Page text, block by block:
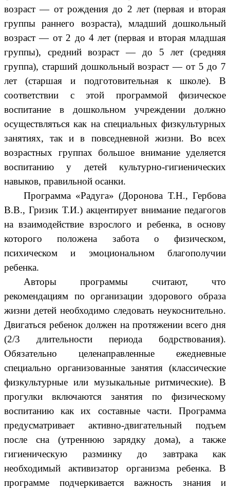
возраст — от рождения до 2 лет (первая и вторая
группы раннего возраста), младший дошкольный
возраст — от 2 до 4 лет (первая и вторая младшая
группы), средний возраст — до 5 лет (средняя
группа), старший дошкольный возраст — от 5 до 7
лет (старшая и подготовительная к школе). В
соответствии с этой программой физическое
воспитание в дошкольном учреждении должно
осуществляться как на специальных физкультурных
занятиях, так и в повседневной жизни. Во всех
возрастных группах большое внимание уделяется
воспитанию у детей культурно-гигиенических
навыков, правильной осанки.
Программа «Радуга» (Доронова Т.Н., Гербова
В.В., Гризик Т.И.) акцентирует внимание педагогов
на взаимодействие взрослого и ребенка, в основу
которого положена забота о физическом,
психическом и эмоциональном благополучии
ребенка.
Авторы программы считают, что
рекомендациям по организации здорового образа
жизни детей необходимо следовать неукоснительно.
Двигаться ребенок должен на протяжении всего дня
(2/3 длительности периода бодрствования).
Обязательно целенаправленные ежедневные
специально организованные занятия (классические
физкультурные или музыкальные ритмические). В
прогулки включаются занятия по физическому
воспитанию как их составные части. Программа
предусматривает активно-двигательный подъем
после сна (утреннюю зарядку дома), а также
гигиеническую разминку до завтрака как
необходимый активизатор организма ребенка. В
программе подчеркивается важность знания и